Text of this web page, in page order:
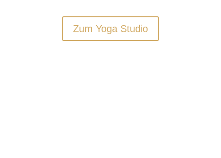
Zum Yoga Studio